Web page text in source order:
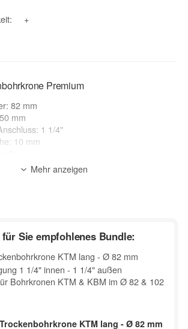
:
+
Premium
82 mm
mm
1 1/4"
10 mm
Premium Matrix-Turbo-Kurzzahn-
Altbeton*, Beton leicht armiert*,
Schamotte, Klinker (hart),
Ziegel (hart), Mauerwerk (hart),
Kalksandstein, Ziegel (mittelhart),
Mehr anzeigen
für Sie empfohlenes Bundle:
KTM lang - Ø 82 mm